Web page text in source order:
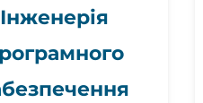
Інженерія